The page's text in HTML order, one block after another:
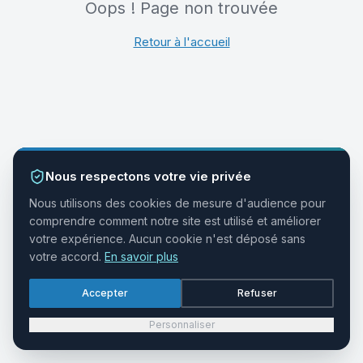
Oops ! Page non trouvée
Retour à l'accueil
Nous respectons votre vie privée
Nous utilisons des cookies de mesure d'audience pour
comprendre comment notre site est utilisé et améliorer
votre expérience. Aucun cookie n'est déposé sans
votre accord. En savoir plus
Accepter Refuser
Personnaliser